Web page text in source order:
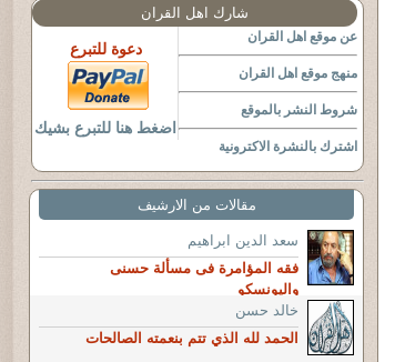
شارك اهل القران
عن موقع اهل القران
منهج موقع اهل القران
شروط النشر بالموقع
اشترك بالنشرة الاكترونية
دعوة للتبرع
اضغط هنا للتبرع بشيك
مقالات من الارشيف
سعد الدين ابراهيم
فقه المؤامرة فى مسألة حسنى
واليونسكو
خالد حسن
الحمد لله الذي تتم بنعمته الصالحات